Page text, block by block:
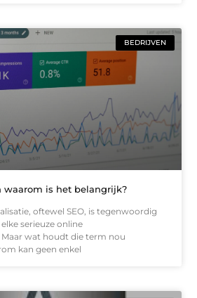
BEDRIJVEN
waarom is het belangrijk?
oftewel SEO, is tegenwoordig
serieuze online
wat houdt die term nou
kan geen enkel